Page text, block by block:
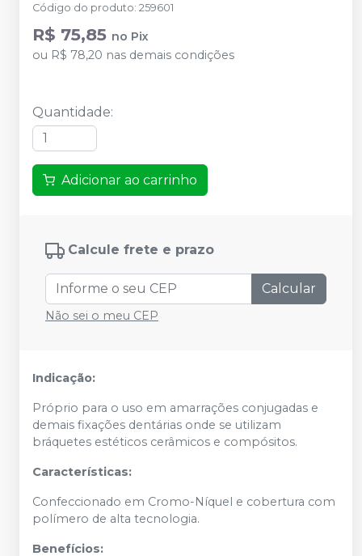
Código do produto: 259601
R$ 75,85 no Pix
ou R$ 78,20 nas demais condições
Quantidade:
Adicionar ao carrinho
Calcule frete e prazo
Calcular
Não sei o meu CEP
Indicação:
Próprio para o uso em amarrações conjugadas e
demais fixações dentárias onde se utilizam
bráquetes estéticos cerâmicos e compósitos.
Características:
Confeccionado em Cromo-Níquel e cobertura com
polímero de alta tecnologia.
Benefícios: